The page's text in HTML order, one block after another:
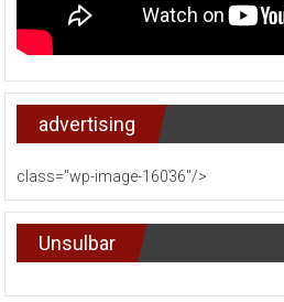
advertising
class="wp-image-16036"/>
Unsulbar